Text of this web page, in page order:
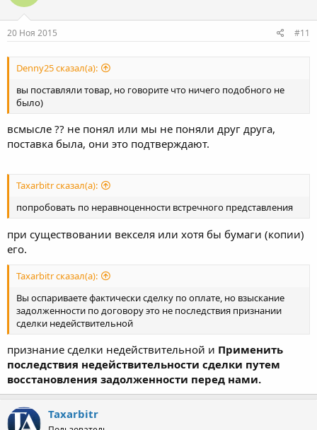
20 Ноя 2015 #11
Denny25 сказал(а):
вы поставляли товар, но говорите что ничего подобного не
было)
всмысле ?? не понял или мы не поняли друг друга,
поставка была, они это подтверждают.
Taxarbitr сказал(а):
попробовать по неравноценности встречного представления
при существовании векселя или хотя бы бумаги (копии)
его.
Taxarbitr сказал(а):
Вы оспариваете фактически сделку по оплате, но взыскание
задолженности по договору это не последствия признании
сделки недействительной
признание сделки недействительной и Применить
последствия недействительности сделки путем
восстановления задолженности перед нами.
Taxarbitr